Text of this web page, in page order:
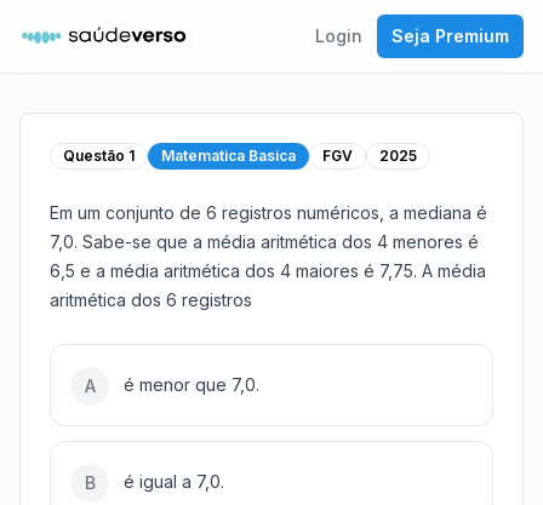
Login Seja Premium
Questão 1 Matematica Basica FGV 2025
Em um conjunto de 6 registros numéricos, a mediana é
7,0. Sabe-se que a média aritmética dos 4 menores é
6,5 e a média aritmética dos 4 maiores é 7,75. A média
aritmética dos 6 registros
A é menor que 7,0.
B é igual a 7,0.